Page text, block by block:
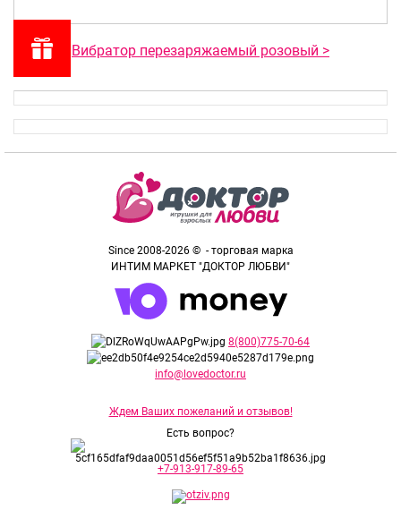
Вибратор перезаряжаемый розовый >
Since 2008-2026 © - торговая марка
ИНТИМ МАРКЕТ "ДОКТОР ЛЮБВИ"
8(800)775-70-64
info@lovedoctor.ru
Ждем Ваших пожеланий и отзывов!
Есть вопрос?
+7-913-917-89-65